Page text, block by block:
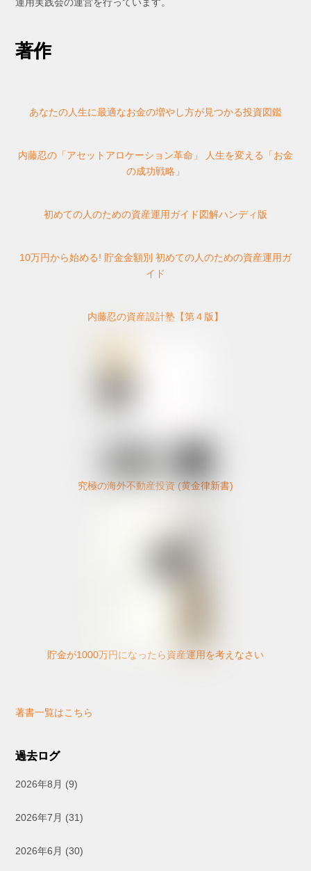
著作
あなたの人生に最適なお金の増やし方が見つかる投資図鑑
内藤忍の「アセットアロケーション革命」 人生を変える「お金
の成功戦略」
初めての人のための資産運用ガイド図解ハンディ版
10万円から始める! 貯金金額別 初めての人のための資産運用ガ
イド
内藤忍の資産設計塾【第４版】
究極の海外不動産投資 (黄金律新書)
貯金が1000万円になったら資産運用を考えなさい
著書一覧はこちら
過去ログ
2026年8月 (9)
2026年7月 (31)
2026年6月 (30)